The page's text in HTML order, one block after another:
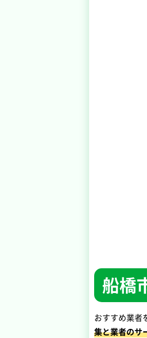
船橋
おすすめ業者
集と業者のサ